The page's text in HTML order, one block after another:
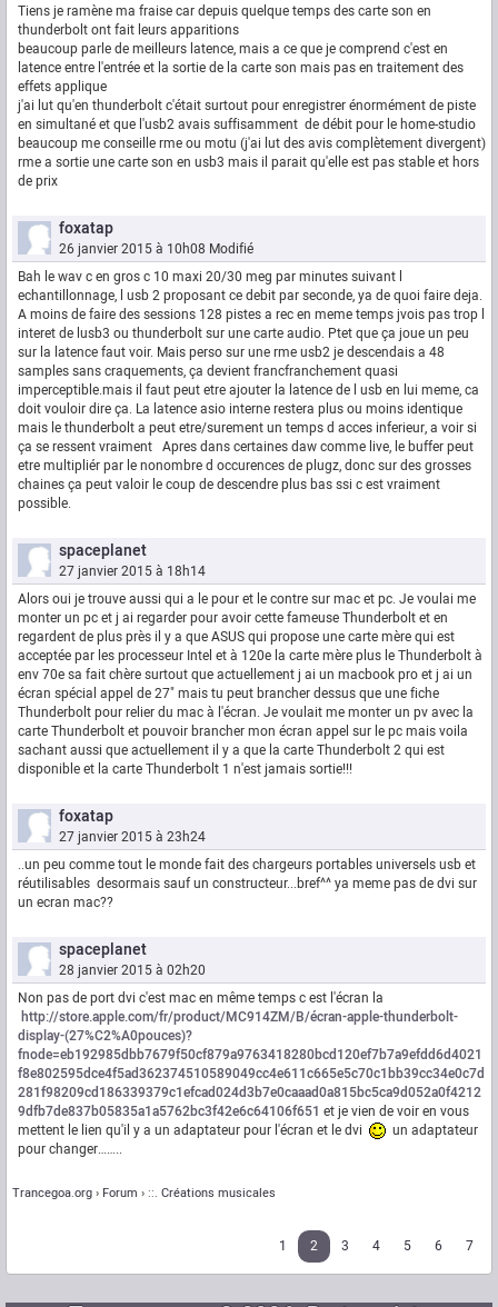
Tiens je ramène ma fraise car depuis quelque temps des carte son en
thunderbolt ont fait leurs apparitions
beaucoup parle de meilleurs latence, mais a ce que je comprend c'est en
latence entre l'entrée et la sortie de la carte son mais pas en traitement des
effets applique
j'ai lut qu'en thunderbolt c'était surtout pour enregistrer énormément de piste
en simultané et que l'usb2 avais suffisamment de débit pour le home-studio
beaucoup me conseille rme ou motu (j'ai lut des avis complètement divergent)
rme a sortie une carte son en usb3 mais il parait qu'elle est pas stable et hors
de prix
foxatap
26 janvier 2015 à 10h08 Modifié
Bah le wav c en gros c 10 maxi 20/30 meg par minutes suivant l
echantillonnage, l usb 2 proposant ce debit par seconde, ya de quoi faire deja.
A moins de faire des sessions 128 pistes a rec en meme temps jvois pas trop l
interet de lusb3 ou thunderbolt sur une carte audio. Ptet que ça joue un peu
sur la latence faut voir. Mais perso sur une rme usb2 je descendais a 48
samples sans craquements, ça devient francfranchement quasi
imperceptible.mais il faut peut etre ajouter la latence de l usb en lui meme, ca
doit vouloir dire ça. La latence asio interne restera plus ou moins identique
mais le thunderbolt a peut etre/surement un temps d acces inferieur, a voir si
ça se ressent vraiment Apres dans certaines daw comme live, le buffer peut
etre multipliér par le nonombre d occurences de plugz, donc sur des grosses
chaines ça peut valoir le coup de descendre plus bas ssi c est vraiment
possible.
spaceplanet
27 janvier 2015 à 18h14
Alors oui je trouve aussi qui a le pour et le contre sur mac et pc. Je voulai me
monter un pc et j ai regarder pour avoir cette fameuse Thunderbolt et en
regardent de plus près il y a que ASUS qui propose une carte mère qui est
acceptée par les processeur Intel et à 120e la carte mère plus le Thunderbolt à
env 70e sa fait chère surtout que actuellement j ai un macbook pro et j ai un
écran spécial appel de 27" mais tu peut brancher dessus que une fiche
Thunderbolt pour relier du mac à l'écran. Je voulait me monter un pv avec la
carte Thunderbolt et pouvoir brancher mon écran appel sur le pc mais voila
sachant aussi que actuellement il y a que la carte Thunderbolt 2 qui est
disponible et la carte Thunderbolt 1 n'est jamais sortie!!!
foxatap
27 janvier 2015 à 23h24
..un peu comme tout le monde fait des chargeurs portables universels usb et
réutilisables desormais sauf un constructeur...bref^^ ya meme pas de dvi sur
un ecran mac??
spaceplanet
28 janvier 2015 à 02h20
Non pas de port dvi c'est mac en même temps c est l'écran la
http://store.apple.com/fr/product/MC914ZM/B/écran-apple-thunderbolt-
display-(27%C2%A0pouces)?
fnode=eb192985dbb7679f50cf879a9763418280bcd120ef7b7a9efdd6d4021
f8e802595dce4f5ad362374510589049cc4e611c665e5c70c1bb39cc34e0c7d
281f98209cd186339379c1efcad024d3b7e0caaad0a815bc5ca9d052a0f4212
9dfb7de837b05835a1a5762bc3f42e6c64106f651 et je vien de voir en vous
mettent le lien qu'il y a un adaptateur pour l'écran et le dvi
un adaptateur
pour changer……..
Trancegoa.org Forum ::. Créations musicales
1 2 3 4 5 6 7